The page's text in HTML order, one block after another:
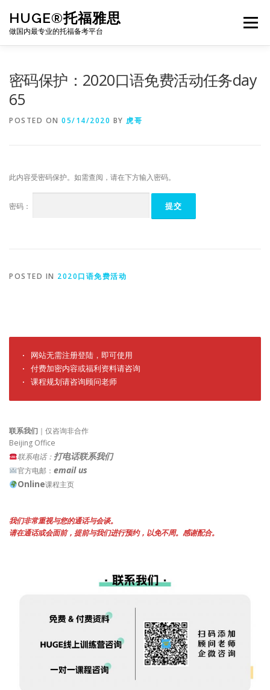
content
HUGE®托福雅思
做国内最专业的托福备考平台
Menu
密码保护：2020口语免费活动任务day
65
POSTED ON 05/14/2020 BY 虎哥
此内容受密码保护。如需查阅，请在下方输入密码。
密码：
POSTED IN 2020口语免费活动
· 网站无需注册登陆，即可使用
· 付费加密内容或福利资料请咨询
· 课程规划请咨询顾问老师
联系我们 ｜仅咨询非合作
Beijing Office
联系电话： 打电话联系我们
官方电邮： email us
Online课程主页
我们非常重视与您的通话与会谈。
请在通话或会面前，提前与我们进行预约，以免不周。感谢配合。